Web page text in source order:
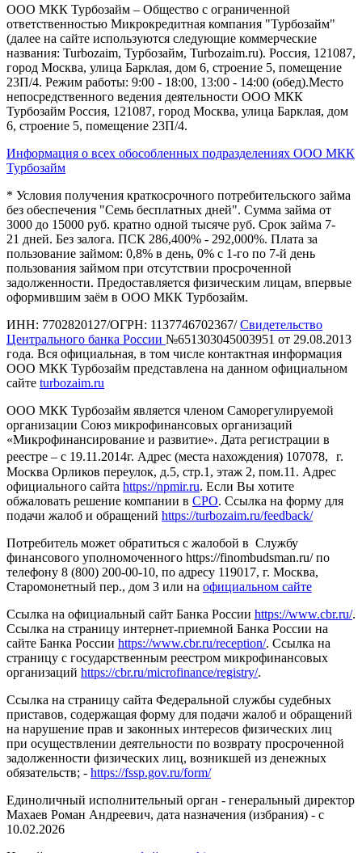
ООО МКК Турбозайм – Общество с ограниченной
ответственностью Микрокредитная компания "Турбозайм"
(далее на сайте используются следующие коммерческие
названия: Turbozaim, Турбозайм, Turbozaim.ru). Россия, 121087,
город Москва, улица Барклая, дом 6, строение 5, помещение
23П/4. Режим работы: 9:00 - 18:00, 13:00 - 14:00 (обед).Место
непосредственного ведения деятельности ООО МКК
Турбозайм Россия, 121087, город Москва, улица Барклая, дом
6, строение 5, помещение 23П/4.
Информация о всех обособленных подразделениях ООО МКК
Турбозайм
* Условия получения краткосрочного потребительского займа
без обеспечения "Семь бесплатных дней". Сумма займа от
3000 до 15000 руб. кратно одной тысяче руб. Срок займа 7-
21 дней. Без залога. ПСК 286,400% - 292,000%. Плата за
пользование займом: 0,8% в день, 0% с 1-го по 7-й день
пользования займом при отсутствии просроченной
задолженности. Предоставляется физическим лицам, впервые
оформившим заём в ООО МКК Турбозайм.
ИНН: 7702820127/ОГРН: 1137746702367/Свидетельство
Центрального банка России №651303045003951 от 29.08.2013
года. Вся официальная, в том числе контактная информация
ООО МКК Турбозайм представлена на данном официальном
сайте turbozaim.ru
ООО МКК Турбозайм является членом Саморегулируемой
организации Союз микрофинансовых организаций
«Микрофинансирование и развитие». Дата регистрации в
реестре – с 19.11.2014г. Адрес (места нахождения) 107078, г.
Москва Орликов переулок, д.5, стр.1, этаж 2, пом.11. Адрес
официального сайта https://npmir.ru. Если Вы хотите
обжаловать решение компании в СРО. Ссылка на форму для
подачи жалоб и обращений https://turbozaim.ru/feedback/
Потребитель может обратиться с жалобой в Службу
финансового уполномоченного https://finombudsman.ru/ по
телефону 8 (800) 200-00-10, по адресу 119017, г. Москва,
Старомонетный пер., дом 3 или на официальном сайте
Ссылка на официальный сайт Банка России https://www.cbr.ru/.
Ссылка на страницу интернет-приемной Банка России на
сайте Банка России https://www.cbr.ru/reception/. Ссылка на
страницу с государственным реестром микрофинансовых
организаций https://cbr.ru/microfinance/registry/.
Ссылка на страницу сайта Федеральной службы судебных
приставов, содержащая форму для подачи жалоб и обращений
на нарушение прав и законных интересов физических лиц
при осуществлении деятельности по возврату просроченной
задолженности физических лиц, возникшей из денежных
обязательств; - https://fssp.gov.ru/form/
Единоличный исполнительный орган - генеральный директор
Махаев Роман Андреевич, дата назначения (избрания) - с
10.02.2026